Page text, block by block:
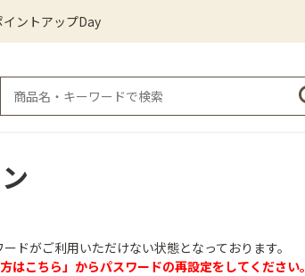
ントアップDay
ドがご利用いただけない状態となっております。
こちら」からパスワードの再設定をしてください。